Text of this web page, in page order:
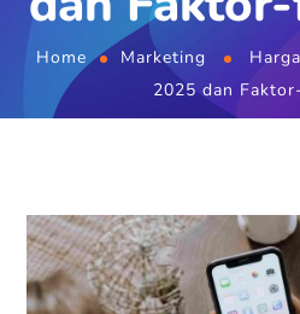
Home Marketing
2025 dan